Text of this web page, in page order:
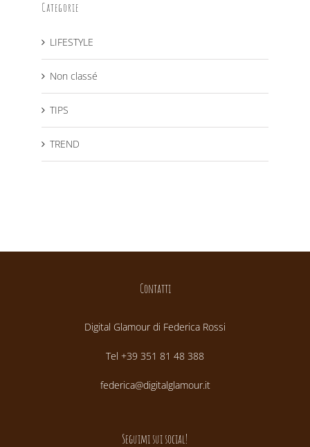
Categorie
LIFESTYLE
Non classé
TIPS
TREND
Contatti
Digital Glamour di Federica Rossi
Tel +39 351 81 48 388
federica@digitalglamour.it
Seguimi sui social!